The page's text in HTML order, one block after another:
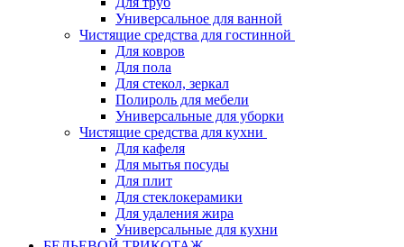
Универсальное для ванной
Чистящие средства для гостинной
Для ковров
Для пола
Для стекол, зеркал
Полироль для мебели
Универсальные для уборки
Чистящие средства для кухни
Для кафеля
Для мытья посуды
Для плит
Для стеклокерамики
Для удаления жира
Универсальные для кухни